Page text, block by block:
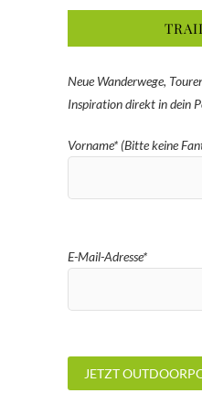
Neue Wanderwege,
Inspiration direkt in dein
Vorname* (Bitte keine
E-Mail-Adresse*